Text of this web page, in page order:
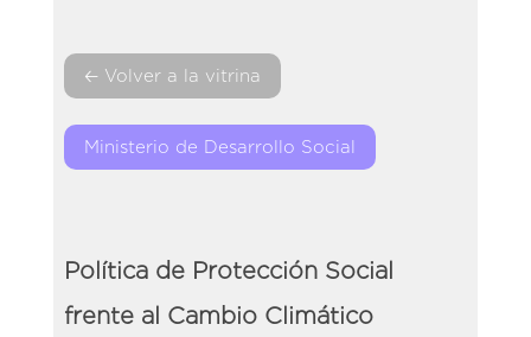
🡠 Volver a la vitrina
Ministerio de Desarrollo Social
Política de Protección Social
frente al Cambio Climático